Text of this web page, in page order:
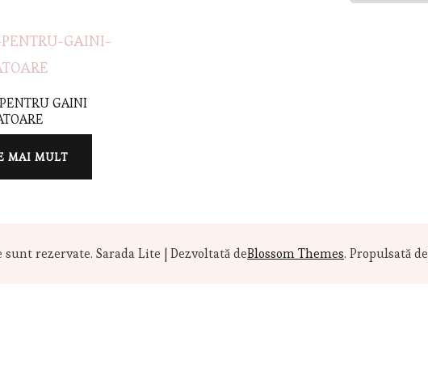
GAINI
MAI MULT
sunt rezervate. Sarada Lite | Dezvoltată deBlossom Themes. Propulsată de